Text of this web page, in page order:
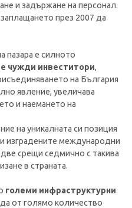
и задържане на персонал.
през 2007 да
пазара е силното
чужди инвеститори,
на България
явление, увеличава
и наемането на
на уникалната си позиция
и изградените международни
срещи седмично с такива
в страната.
големи инфраструктурни
от голямо количество